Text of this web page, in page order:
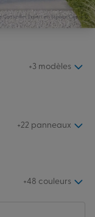
Expert en Espace Conseil.
+3 modèles
+22 panneaux
+48 couleurs